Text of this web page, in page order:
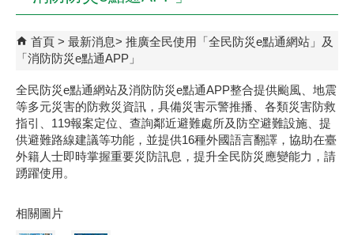
首頁 最新消息
推廣全民使用「全民防災e點通網站」及
「消防防災e點通APP」
全民防災e點通網站及消防防災e點通APP整合提供颱風、地震
等多元災害的防救災資訊，具備災害示警推播、各類災害防救
指引、119報案定位、查詢鄰近避難處所及防空避難設施、提
供避難路線建議等功能，並提供16種外國語言翻譯，協助在臺
外籍人士即時掌握重要災防訊息，提升全民防災應變能力，請
踴躍使用。
相關圖片